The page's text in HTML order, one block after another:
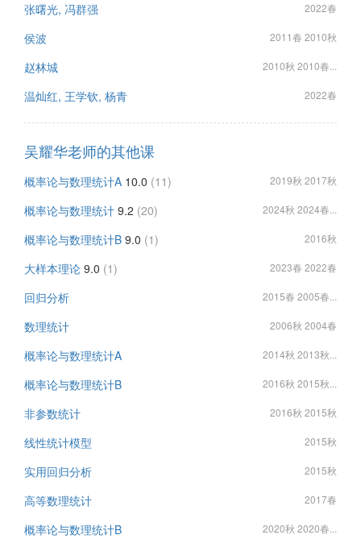
张曙光, 冯群强 2022春
侯波 2011春 2010秋
赵林城 2010秋 2010春...
温灿红, 王学钦, 杨青 2022春
吴耀华老师的其他课
概率论与数理统计A 10.0 (11) 2019秋 2017秋
概率论与数理统计 9.2 (20) 2024秋 2024春...
概率论与数理统计B 9.0 (1) 2016秋
大样本理论 9.0 (1) 2023春 2022春
回归分析 2015春 2005春...
数理统计 2006秋 2004春
概率论与数理统计A 2014秋 2013秋...
概率论与数理统计B 2016秋 2015秋...
非参数统计 2016秋 2015秋
线性统计模型 2015秋
实用回归分析 2015秋
高等数理统计 2017春
概率论与数理统计B 2020秋 2020春...